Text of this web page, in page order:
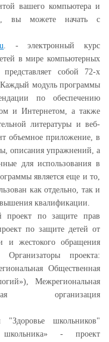
вашего компьютера и
вы можете начать с
. - электронный курс
в мире компьютерных
собой 72-х
модуль программы
по обеспечению
и Интернетом, а также
литературы и веб-
объемное приложение, в
описания упражнений, а
для использования в
является еще и то,
как отдельно, так и
квалификации.
по защите прав
по защите детей от
и жестокого обращения
проекта:
Общественная
Межрегиональная
организация
школьников"
школьника» - проект